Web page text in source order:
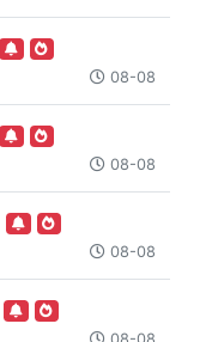
08-08
08-08
08-08